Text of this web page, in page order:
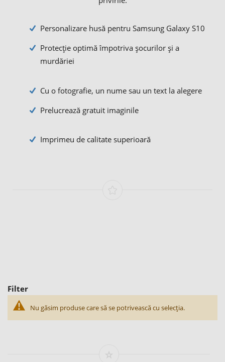
Personalizare husă pentru Samsung Galaxy S10
Protecție optimă împotriva șocurilor și a
murdăriei
Cu o fotografie, un nume sau un text la alegere
Prelucrează gratuit imaginile
Imprimeu de calitate superioară
Filter
Nu găsim produse care să se potrivească cu selecția.